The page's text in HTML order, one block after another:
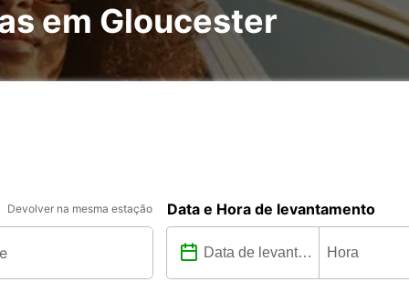
em Gloucester
Devolver na mesma estação Data e Hora de levantamento